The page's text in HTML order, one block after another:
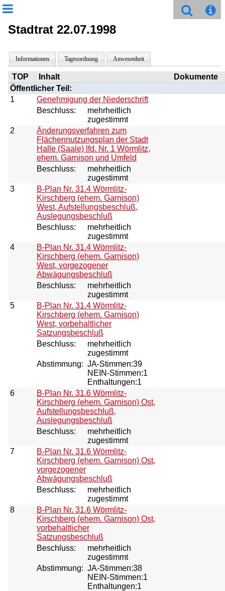
Stadtrat 22.07.1998
Informationen Tagesordnung Anwesenheit
TOP Inhalt
Dokumente
Öffentlicher Teil:
1
Genehmigung der Niederschrift
Beschluss:
mehrheitlich
zugestimmt
2
Änderungsverfahren zum
Flächennutzungsplan der Stadt
Halle (Saale) lfd. Nr. 1 Wörmlitz,
ehem. Garnison und Umfeld
Beschluss:
mehrheitlich
zugestimmt
3
B-Plan Nr. 31.4 Wörmlitz-
Kirschberg (ehem. Garnison)
West, Aufstellungsbeschluß,
Auslegungsbeschluß
Beschluss:
mehrheitlich
zugestimmt
4
B-Plan Nr. 31.4 Wörmlitz-
Kirschberg (ehem. Garnison)
West, vorgezogener
Abwägungsbeschluß
Beschluss:
mehrheitlich
zugestimmt
5
B-Plan Nr. 31.4 Wörmlitz-
Kirschberg (ehem. Garnison)
West, vorbehaltlicher
Satzungsbeschluß
Beschluss:
mehrheitlich
zugestimmt
Abstimmung: JA-Stimmen:39
NEIN-Stimmen:1
Enthaltungen:1
6
B-Plan Nr. 31.6 Wörmlitz-
Kirschberg (ehem. Garnison) Ost,
Aufstellungsbeschluß,
Auslegungsbeschluß
Beschluss:
mehrheitlich
zugestimmt
7
B-Plan Nr. 31.6 Wörmlitz-
Kirschberg (ehem. Garnison) Ost,
vorgezogener
Abwägungsbeschluß
Beschluss:
mehrheitlich
zugestimmt
8
B-Plan Nr. 31.6 Wörmlitz-
Kirschberg (ehem. Garnison) Ost,
vorbehaltlicher
Satzungsbeschluß
Beschluss:
mehrheitlich
zugestimmt
Abstimmung: JA-Stimmen:38
NEIN-Stimmen:1
Enthaltungen:1